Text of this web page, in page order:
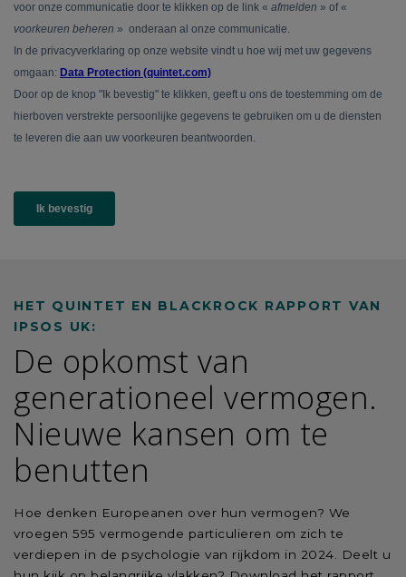
HET QUINTET EN BLACKROCK RAPPORT VAN
IPSOS UK:
De opkomst van
generationeel vermogen.
Nieuwe kansen om te
benutten
Hoe denken Europeanen over hun vermogen? We
vroegen 595 vermogende particulieren om zich te
verdiepen in de psychologie van rijkdom in 2024. Deelt u